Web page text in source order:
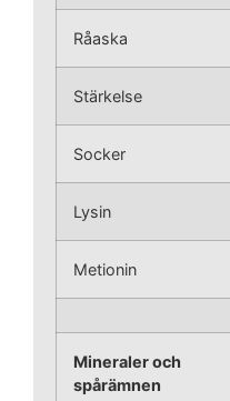
Råaska
Stärkelse
Socker
Lysin
Metionin
Mineraler och
spårämnen